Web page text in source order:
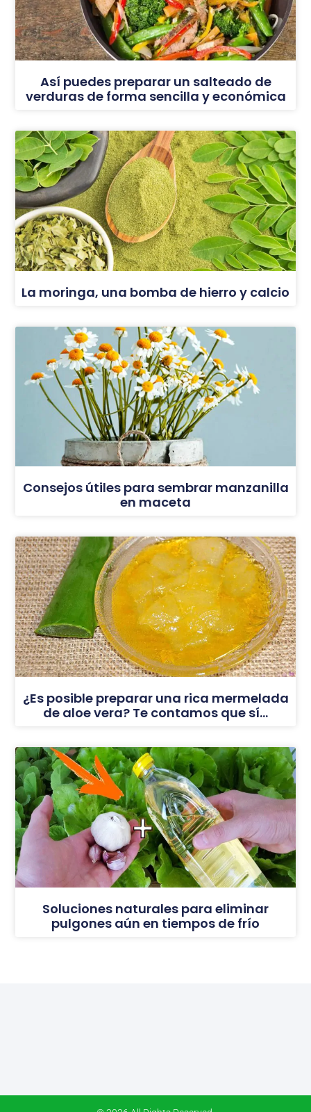
Así puedes preparar un salteado de
verduras de forma sencilla y económica
La moringa, una bomba de hierro y calcio
Consejos útiles para sembrar manzanilla
en maceta
¿Es posible preparar una rica mermelada
de aloe vera? Te contamos que sí…
Soluciones naturales para eliminar
pulgones aún en tiempos de frío